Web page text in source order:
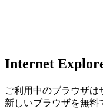
Internet
ご利用中のブラウザは
新しいブラウザを無料